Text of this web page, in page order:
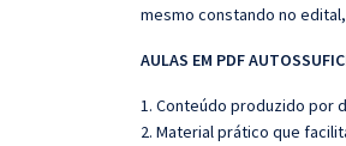
mesmo constando no edital,
AULAS EM PDF
1. Conteúdo produzido por
2. Material prático que